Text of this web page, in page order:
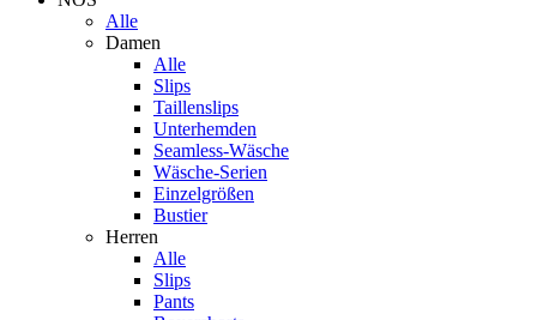
Alle
Damen
Alle
Slips
Taillenslips
Unterhemden
Seamless-Wäsche
Wäsche-Serien
Einzelgrößen
Bustier
Herren
Alle
Slips
Pants